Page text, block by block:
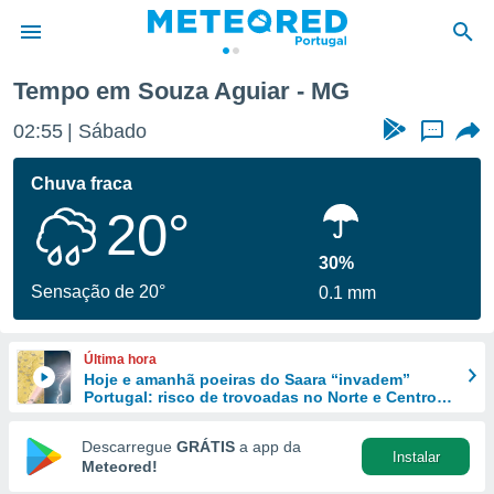
da
foi
fornecidas
a este
das
e
forma
digital
Tempo em Souza Aguiar - MG
02:55 Sábado ...
Chuva fraca
20°
Sensação de 20°
30%
0.1 mm
Última hora
Hoje e amanhã poeiras do Saara “invadem”
Portugal: risco de trovoadas no Norte e Centro
Descarregue GRÁTIS a app da
Meteored!
Instalar